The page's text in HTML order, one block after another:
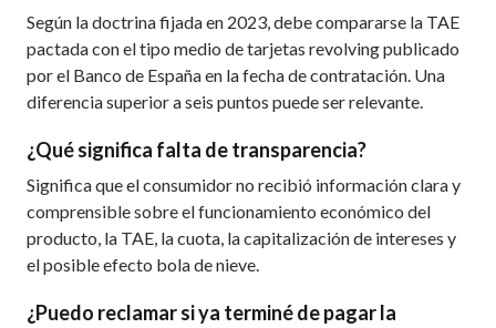
Según la doctrina fijada en 2023, debe compararse la TAE
pactada con el tipo medio de tarjetas revolving publicado
por el Banco de España en la fecha de contratación. Una
diferencia superior a seis puntos puede ser relevante.
¿Qué significa falta de transparencia?
Significa que el consumidor no recibió información clara y
comprensible sobre el funcionamiento económico del
producto, la TAE, la cuota, la capitalización de intereses y
el posible efecto bola de nieve.
¿Puedo reclamar si ya terminé de pagar la